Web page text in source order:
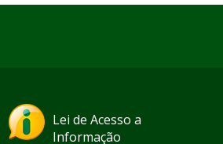
Lei de Acesso a
Informação